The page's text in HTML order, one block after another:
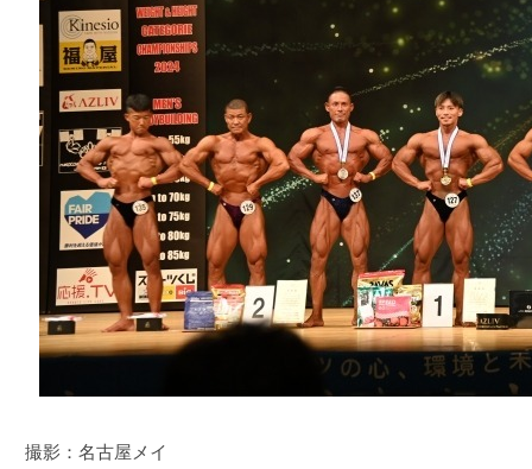
撮影：名古屋メイ